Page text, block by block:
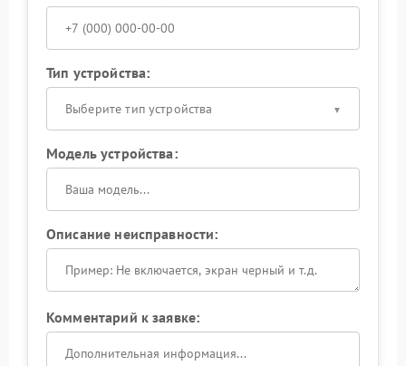
Тип устройства:
Выберите тип устройства
Модель устройства:
Описание неисправности:
Комментарий к заявке: